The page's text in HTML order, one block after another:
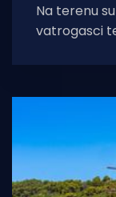
Na terenu
vatrogasci